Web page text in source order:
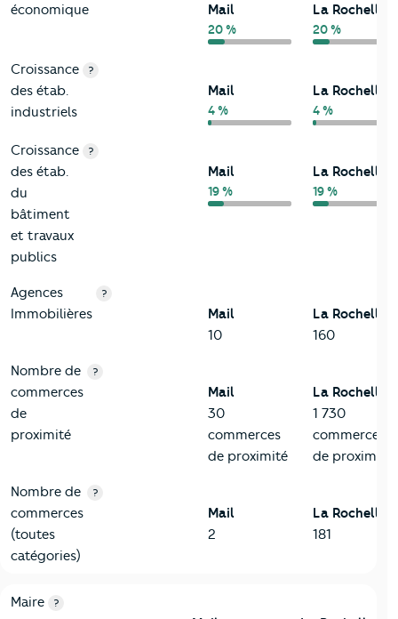
économique
Mail
20 %
La Rochelle
20 %
Croissance
des étab.
industriels
?
Mail
4 %
La Rochelle
4 %
Croissance
des étab.
du
bâtiment
et travaux
publics
?
Mail
19 %
La Rochelle
19 %
Agences
Immobilières
?
Mail
10
La Rochelle
160
Nombre de
commerces
de
proximité
?
Mail
30
commerces
de proximité
La Rochelle
1 730
commerces
de proximité
Nombre de
commerces
(toutes
catégories)
?
Mail
2
La Rochelle
181
6-Politique
Critères
Maire ?